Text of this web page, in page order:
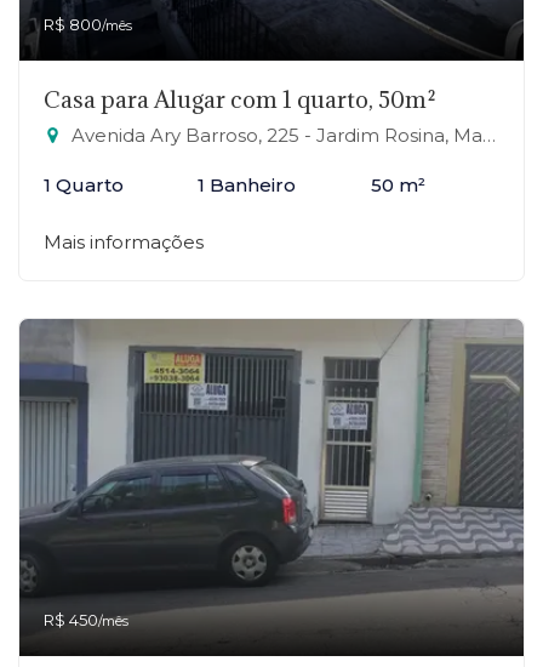
R$ 800/mês
Casa para Alugar com 1 quarto, 50m²
Avenida Ary Barroso, 225 - Jardim Rosina, Mauá-SP
1 Quarto 1 Banheiro 50 m²
Mais informações
R$ 450/mês